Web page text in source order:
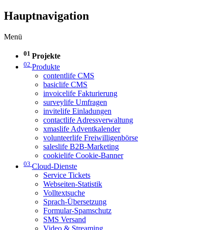
Hauptnavigation
Menü
01 Projekte
02 Produkte
contentlife CMS
basiclife CMS
invoicelife Fakturierung
surveylife Umfragen
invitelife Einladungen
contactlife Adressverwaltung
xmaslife Adventkalender
volunteerlife Freiwilligenbörse
saleslife B2B-Marketing
cookielife Cookie-Banner
03 Cloud-Dienste
Service Tickets
Webseiten-Statistik
Volltextsuche
Sprach-Übersetzung
Formular-Spamschutz
SMS Versand